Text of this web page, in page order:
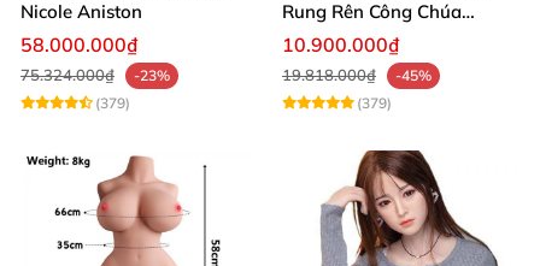
Nicole Aniston
58.000.000₫
75.324.000₫
-23%
(379)
Rung Rên Công Chúa
Anime Xinh Đẹp
10.900.000₫
19.818.000₫
-45%
(379)